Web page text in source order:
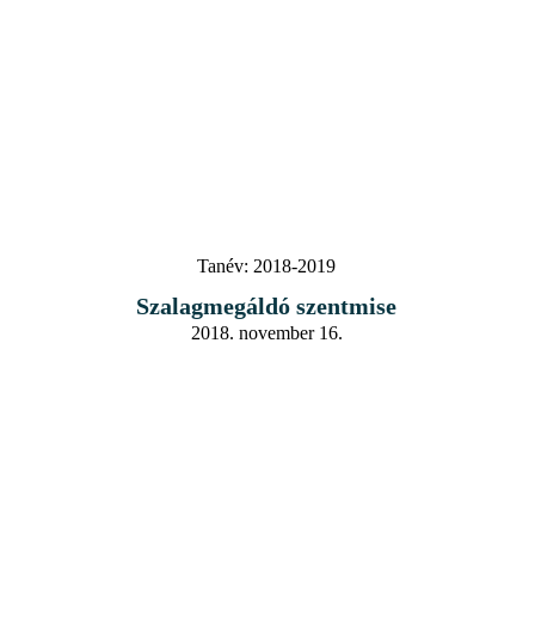
Tanév: 2018-2019
Szalagmegáldó szentmise
2018. november 16.